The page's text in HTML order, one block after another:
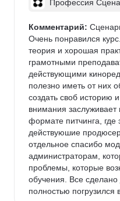
Профессия
Комментарий:
Очень понравился
теория и хорошая
грамотными
действующими
полезно иметь от них
создать своб историю
внимания заслуживает
формате питчинга, где
действуюшие
отдельное спасибо
администраторам,
проблемы, которые
обучения. Все сделано
полностью погрузился